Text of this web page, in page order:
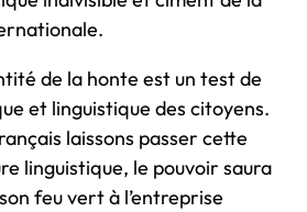
de la honte est un test de
et linguistique des citoyens.
laissons passer cette
linguistique, le pouvoir saura
feu vert à l’entreprise